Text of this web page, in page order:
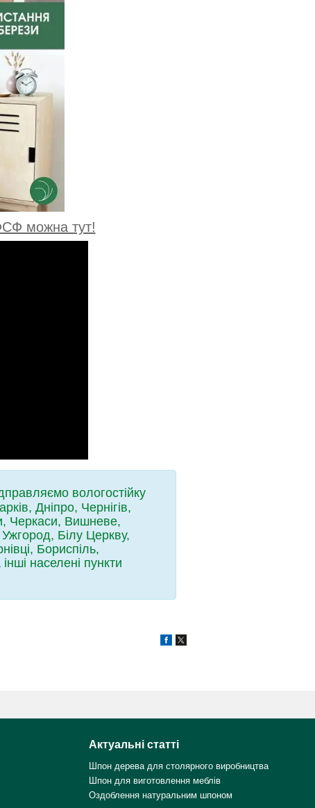
можна тут!
вологостійку
Дніпро, Чернігів,
Черкаси, Вишневе,
Білу Церкву,
Бориспіль,
населені пункти
Актуальні статті
Шпон дерева для столярного виробництва
Шпон для виготовлення меблів
Оздоблення натуральним шпоном